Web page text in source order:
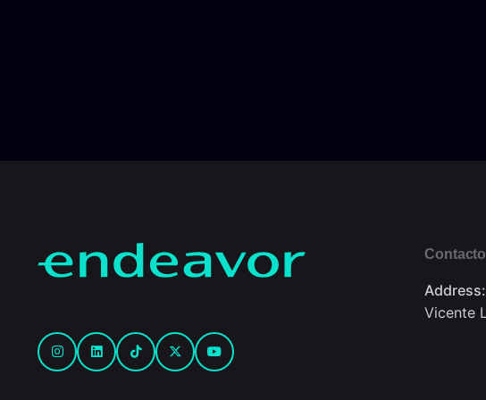
Contacto
Vicente